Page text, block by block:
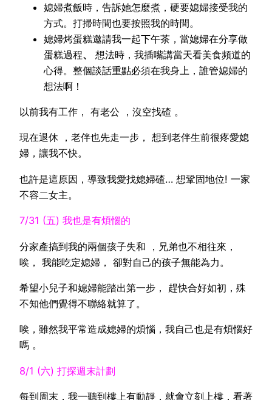
媳婦煮飯時，告訴她怎麼煮，硬要媳婦接受我的
方式。打掃時間也要按照我的時間。
媳婦烤蛋糕邀請我一起下午茶，當媳婦在分享做
蛋糕過程、
想法時，我插嘴講當天看美食頻道的
心得。整個談話重點必須在我身上，誰管媳婦的
想法啊！
以前我有工作， 有老公 ，沒空找碴 。
現在退休 ，老伴也先走一步， 想到老伴生前很疼愛媳
婦，讓我不快。
也許是這原因，導致我愛找媳婦碴… 想鞏固地位! 一家
不容二女主。
7/31 (五) 我也是有煩惱的
分家產搞到我的兩個孩子失和 ，兄弟也不相往來，
唉， 我能吃定媳婦， 卻對自己的孩子無能為力。
希望小兒子和媳婦能踏出第一步， 趕快合好如初，殊
不知他們覺得不聯絡就算了。
唉，雖然我平常造成媳婦的煩惱，我自己也是有煩惱好
嗎 。
8/1 (六) 打探週末計劃
每到周末，我一聽到樓上有動靜，就會立刻上樓，看著